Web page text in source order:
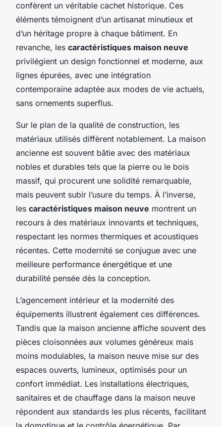
confèrent un véritable cachet historique. Ces
éléments témoignent d’un artisanat minutieux et
d’un héritage propre à chaque bâtiment. En
revanche, les caractéristiques maison neuve
privilégient un design fonctionnel et moderne, aux
lignes épurées, avec une intégration
contemporaine adaptée aux modes de vie actuels,
sans ornements superflus.
Sur le plan de la qualité de construction, les
matériaux utilisés diffèrent notablement. La maison
ancienne est souvent bâtie avec des matériaux
nobles et durables tels que la pierre ou le bois
massif, qui procurent une solidité remarquable,
mais peuvent subir l’usure du temps. À l’inverse,
les caractéristiques maison neuve montrent un
recours à des matériaux innovants et techniques,
respectant les normes thermiques et acoustiques
récentes. Cette modernité se conjugue avec une
meilleure performance énergétique et une
durabilité pensée dès la conception.
L’agencement intérieur et la modernité des
équipements illustrent également ces différences.
Tandis que la maison ancienne affiche souvent des
pièces cloisonnées aux volumes généreux mais
moins modulables, la maison neuve mise sur des
espaces ouverts, lumineux, optimisés pour un
confort immédiat. Les installations électriques,
sanitaires et de chauffage dans la maison neuve
répondent aux standards les plus récents, facilitant